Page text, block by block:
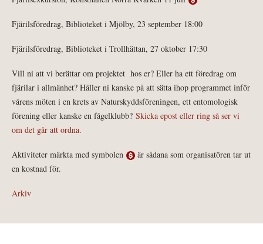
Fjärilsföredrag, Biblioteket i Mjölby, 23 september 18:00
Fjärilsföredrag, Biblioteket i Trollhättan, 27 oktober 17:30
Vill ni att vi berättar om projektet hos er? Eller ha ett föredrag om
fjärilar i allmänhet? Håller ni kanske på att sätta ihop programmet inför
vårens möten i en krets av Naturskyddsföreningen, ett entomologisk
förening eller kanske en fågelklubb? Skicka epost eller ring så ser vi
om det går att ordna.
Aktiviteter märkta med symbolen
är sådana som organisatören tar ut
en kostnad för.
Arkiv